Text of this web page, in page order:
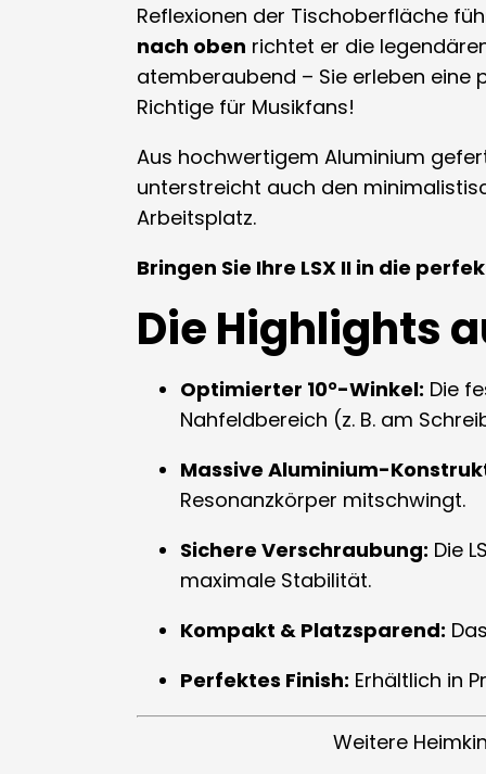
Reflexionen der Tischoberfläche
nach oben richtet er die
atemberaubend – Sie erleben eine
Richtige für Musikfans!
Aus hochwertigem Aluminium
unterstreicht auch den
Arbeitsplatz.
Bringen Sie Ihre LSX II in die
Die Highlights
Optimierter 10°-Winkel: Die
Nahfeldbereich (z. B. am
Massive Aluminium-
Resonanzkörper mitschwingt.
Sichere Verschraubung: Die
maximale Stabilität.
Kompakt & Platzsparend:
Perfektes Finish: Erhältlich in
Weitere